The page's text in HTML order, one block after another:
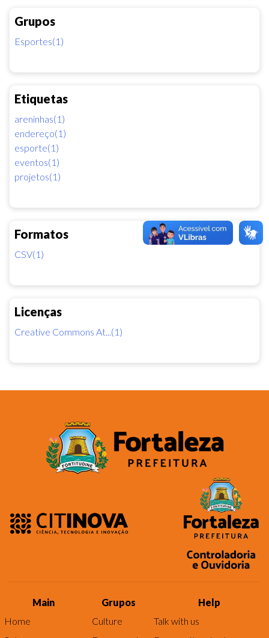
Grupos
Esportes(1)
Etiquetas
areninhas(1)
endereço(1)
esporte(1)
eventos(1)
projetos(1)
Formatos
CSV(1)
Licenças
Creative Commons At...(1)
Main
Home
Grupos
Culture
Help
Talk with us